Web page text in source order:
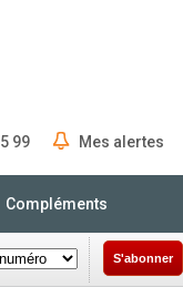
99 Mes alertes
Compléments
S'abonner